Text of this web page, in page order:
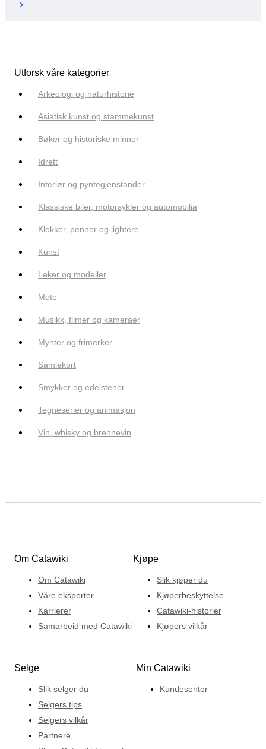
Utforsk våre kategorier
Arkeologi og naturhistorie
Asiatisk kunst og stammekunst
Bøker og historiske minner
Idrett
Interiør og pyntegjenstander
Klassiske biler, motorsykler og automobilia
Klokker, penner og lightere
Kunst
Leker og modeller
Mote
Musikk, filmer og kameraer
Mynter og frimerker
Samlekort
Smykker og edelstener
Tegneserier og animasjon
Vin, whisky og brennevin
Om Catawiki
Om Catawiki
Våre eksperter
Karrierer
Samarbeid med Catawiki
Kjøpe
Slik kjøper du
Kjøperbeskyttelse
Catawiki-historier
Kjøpers vilkår
Selge
Slik selger du
Selgers tips
Selgers vilkår
Partnere
Min Catawiki
Kundesenter